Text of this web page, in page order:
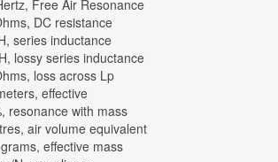
Free Air Resonance
DC resistance
inductance
series inductance
loss across Lp
effective
with mass
air volume equivalent
effective mass